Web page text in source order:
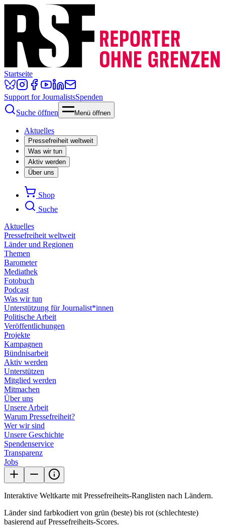
Startseite
Support for JournalistsSpenden
Suche öffnen
Menü öffnen
Aktuelles
Pressefreiheit weltweit
Was wir tun
Aktiv werden
Über uns
Shop
Suche
Aktuelles
Pressefreiheit weltweit
Länder und Regionen
Themen
Barometer
Mediathek
Fotobuch
Podcast
Was wir tun
Unterstützung für Journalist*innen
Politische Arbeit
Veröffentlichungen
Projekte
Kampagnen
Bündnisarbeit
Aktiv werden
Unterstützen
Mitglied werden
Mitmachen
Über uns
Unsere Arbeit
Warum Pressefreiheit?
Wer wir sind
Unsere Geschichte
Spendenservice
Transparenz
Jobs
Interaktive Weltkarte mit Pressefreiheits-Ranglisten nach Ländern.
Länder sind farbkodiert von grün (beste) bis rot (schlechteste)
basierend auf Pressefreiheits-Scores.